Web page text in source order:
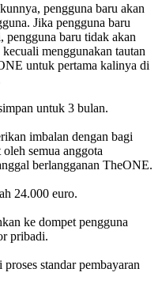
pengguna baru akan
Jika pengguna baru
pengguna baru tidak akan
menggunakan tautan
untuk pertama kalinya di
untuk 3 bulan.
imbalan dengan bagi
semua anggota
berlangganan TheONE.
24.000 euro.
ke dompet pengguna
pribadi.
standar pembayaran